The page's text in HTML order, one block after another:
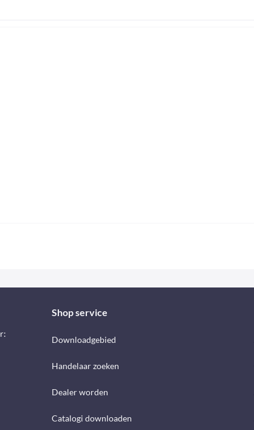
Shop service
Downloadgebied
Handelaar zoeken
Dealer worden
Catalogi downloaden